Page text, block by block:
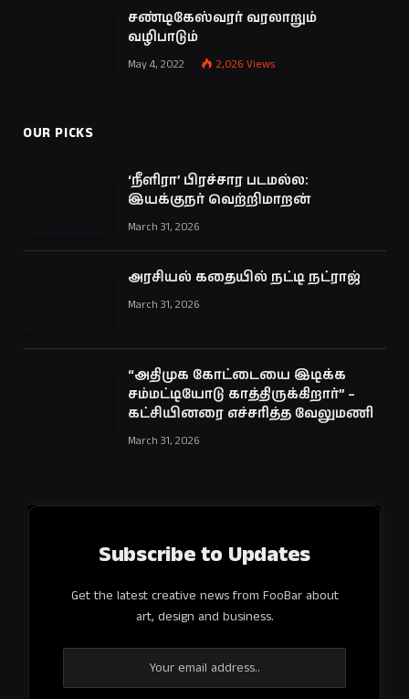
சண்டிகேஸ்வரர் வரலாறும்
வழிபாடும்
May 4, 2022 2,026 Views
OUR PICKS
‘நீளிரா’ பிரச்சார படமல்ல:
இயக்குநர் வெற்றிமாறன்
March 31, 2026
அரசியல் கதையில் நட்டி நட்ராஜ்
March 31, 2026
“அதிமுக கோட்டையை இடிக்க
சம்மட்டியோடு காத்திருக்கிறார்” –
கட்சியினரை எச்சரித்த வேலுமணி
March 31, 2026
Subscribe to Updates
Get the latest creative news from FooBar about
art, design and business.